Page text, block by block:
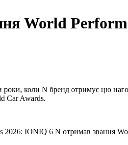
World
коли N бренд отримує цю
Car Awards.
IONIQ 6 N отримав звання